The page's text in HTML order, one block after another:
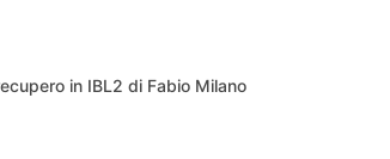
in IBL2 di Fabio Milano